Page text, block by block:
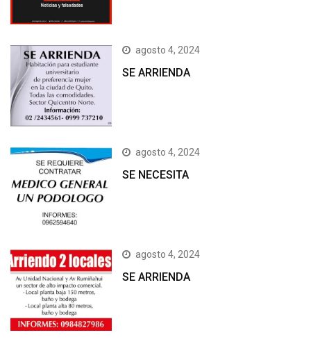
agosto 4, 2024
SE ARRIENDA
agosto 4, 2024
SE NECESITA
agosto 4, 2024
SE ARRIENDA